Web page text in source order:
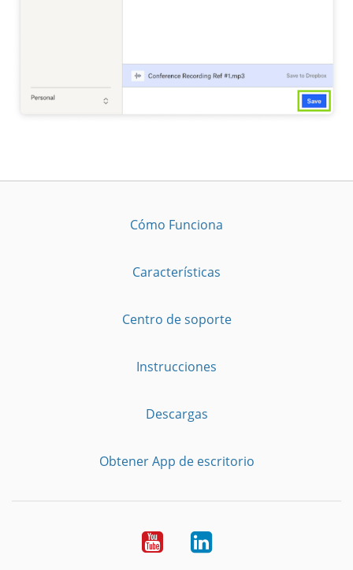
Cómo Funciona
Características
Centro de soporte
Instrucciones
Descargas
Obtener App de escritorio
YouTubeLinkedIn